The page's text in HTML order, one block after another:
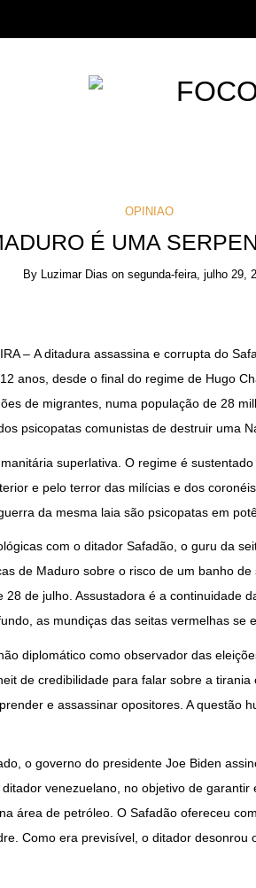
OPINIAO
É UMA
By Luzimar Dias on segunda-feira, julho 29,
– A ditadura assassina e corrupta do
anos, desde o final do regime de Hugo
de migrantes, numa população de 28
psicopatas comunistas de destruir uma
superlativa. O regime é
e pelo terror das milícias e dos
da mesma laia são psicopatas em
com o ditador Safadão, o guru da
de Maduro sobre o risco de um banho
28 de julho. Assustadora é a continuidade
as mundiças das seitas vermelhas se
diplomático como observador das
de credibilidade para falar sobre a tirania
e assassinar opositores. A questão
o governo do presidente Joe Biden
venezuelano, no objetivo de garantir
área de petróleo. O Safadão ofereceu
Como era previsível, o ditador desonrou